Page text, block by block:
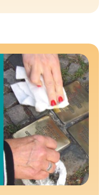
stellten vor allem